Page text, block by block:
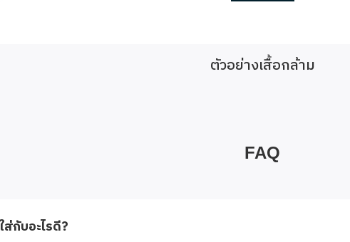
ตัวอย่างเสื้อกล้าม
FAQ
ส่กับอะไรดี?